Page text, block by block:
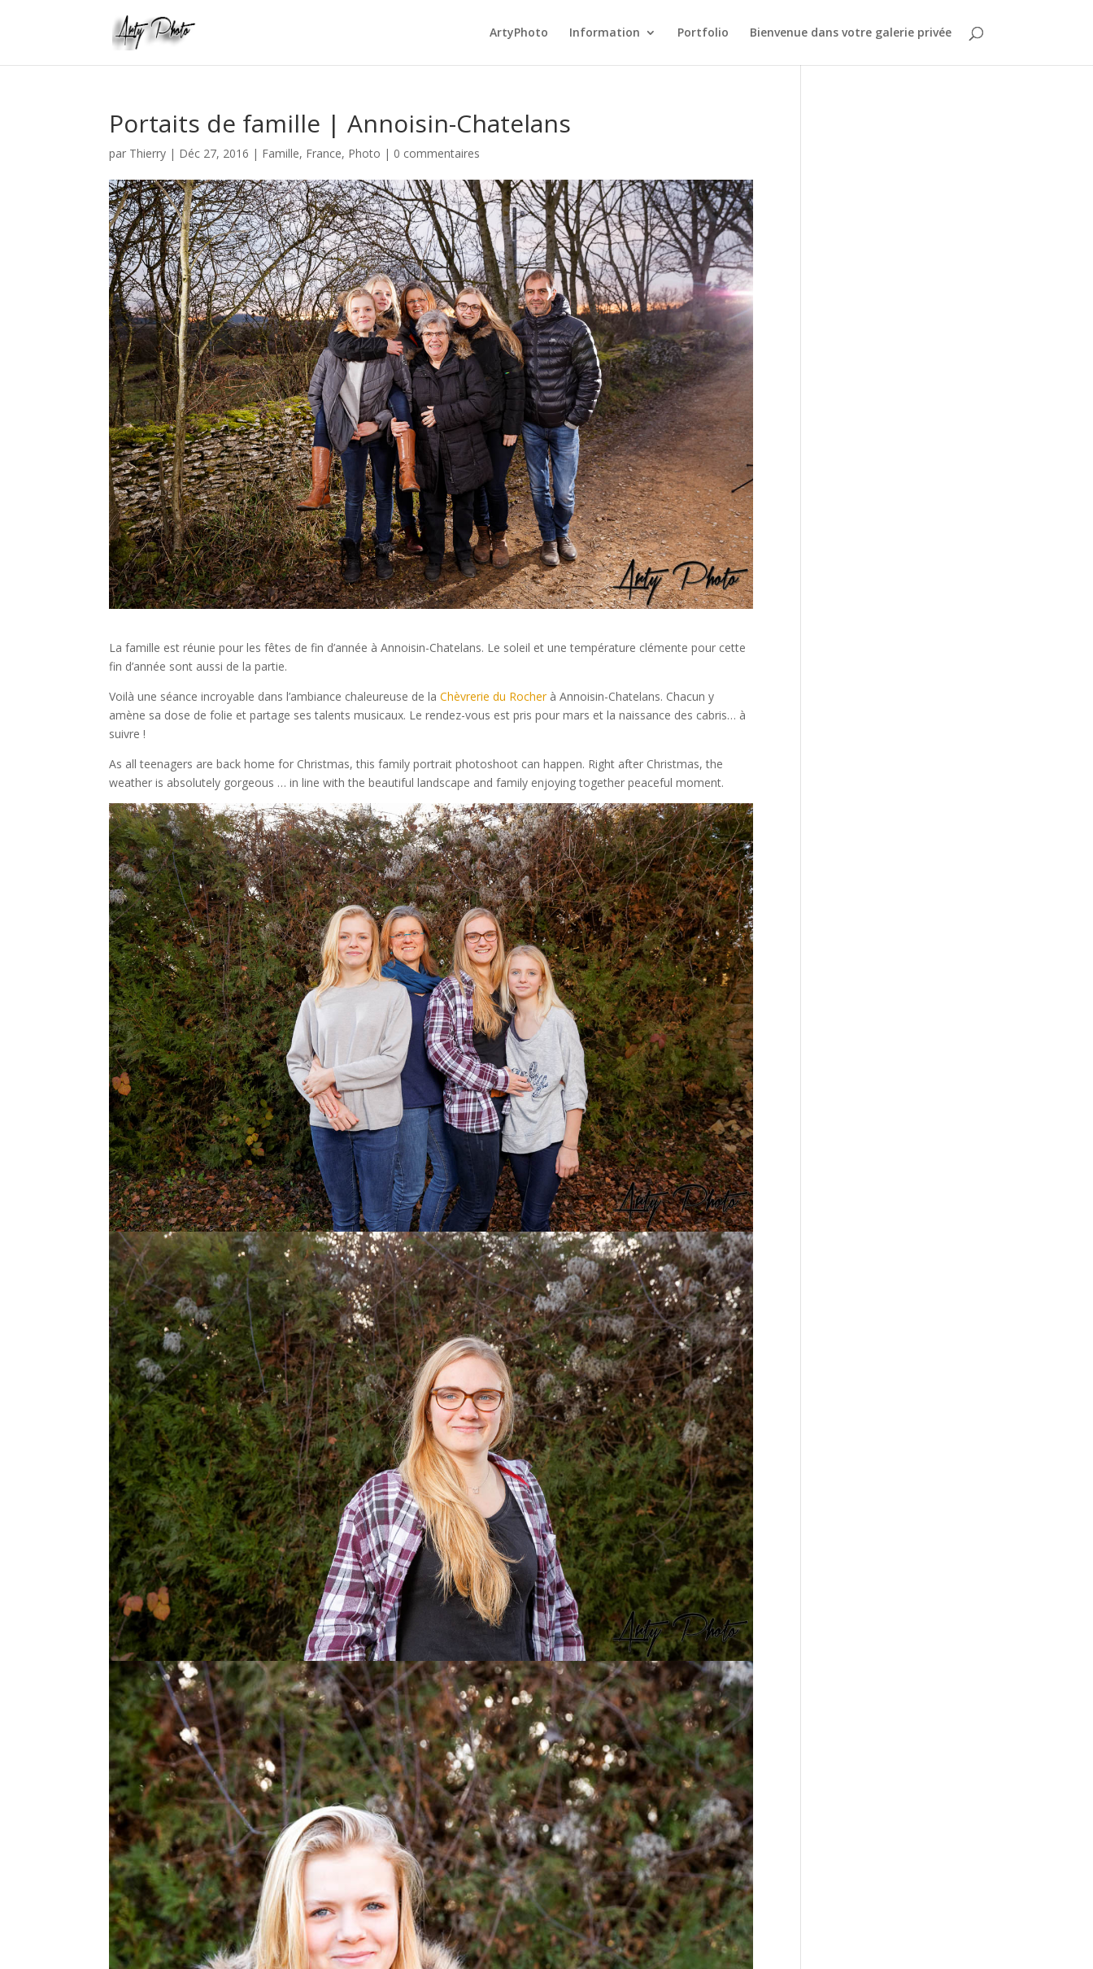
ArtyPhoto Information Portfolio Bienvenue dans votre galerie privée
Portaits de famille | Annoisin-Chatelans
par Thierry | Déc 27, 2016 | Famille, France, Photo | 0 commentaires
La famille est réunie pour les fêtes de fin d’année à Annoisin-Chatelans. Le soleil et une température clémente pour cette
fin d’année sont aussi de la partie.
Voilà une séance incroyable dans l’ambiance chaleureuse de laChèvrerie du Rocherà Annoisin-Chatelans. Chacun y
amène sa dose de folie et partage ses talents musicaux. Le rendez-vous est pris pour mars et la naissance des cabris… à
suivre !
As all teenagers are back home for Christmas, this family portrait photoshoot can happen. Right after Christmas, the
weather is absolutely gorgeous … in line with the beautiful landscape and family enjoying together peaceful moment.